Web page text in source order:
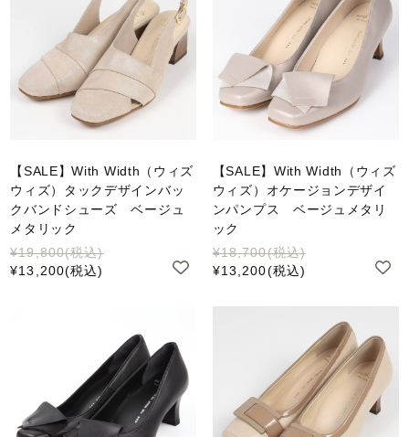
【SALE】With Width（ウィズ
ウィズ）タックデザインバッ
クバンドシューズ ベージュ
メタリック
¥19,800(税込)
¥13,200(税込)
【SALE】With Width（ウィズ
ウィズ）オケージョンデザイ
ンパンプス ベージュメタリ
ック
¥18,700(税込)
¥13,200(税込)